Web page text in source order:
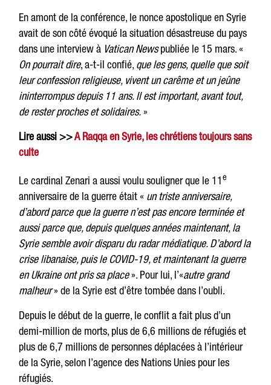
En amont de la conférence, le nonce apostolique en Syrie
avait de son côté évoqué la situation désastreuse du pays
dans une interview à Vatican Newspubliée le 15 mars. «
On pourrait dire, a-t-il confié, que les gens, quelle que soit
leur confession religieuse, vivent un carême et un jeûne
ininterrompus depuis 11 ans. Il est important, avant tout,
de rester proches et solidaires.»
Lire aussi >>A Raqqa en Syrie, les chrétiens toujours sans
culte
Le cardinal Zenari a aussi voulu souligner que le 11e
anniversaire de la guerre était « un triste anniversaire,
d’abord parce que la guerre n’est pas encore terminée et
aussi parce que, depuis quelques années maintenant, la
Syrie semble avoir disparu du radar médiatique. D’abord la
crise libanaise, puis le COVID-19, et maintenant la guerre
en Ukraine ont pris sa place». Pour lui, l’«autre grand
malheur» de la Syrie est d’être tombée dans l’oubli.
Depuis le début de la guerre, le conflit a fait plus d’un
demi-million de morts, plus de 6,6 millions de réfugiés et
plus de 6,7 millions de personnes déplacées à l’intérieur
de la Syrie, selon l’agence des Nations Unies pour les
réfugiés.